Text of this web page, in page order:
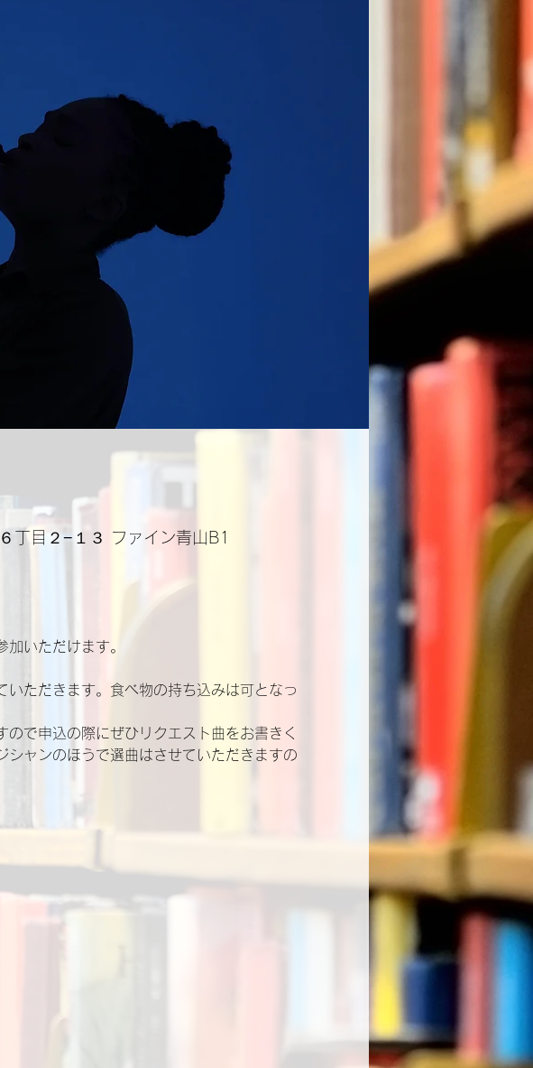
目２−１３ ファイン青山B1
いただけます。
ただきます。食べ物の持ち込みは可となっ
で申込の際にぜひリクエスト曲をお書きく
ャンのほうで選曲はさせていただきますの